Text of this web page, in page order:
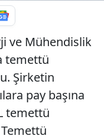
ve Mühendislik
temettü
Şirketin
pay başına
temettü